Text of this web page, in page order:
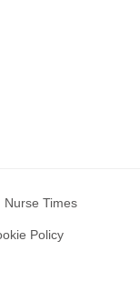
Nurse Times
Policy